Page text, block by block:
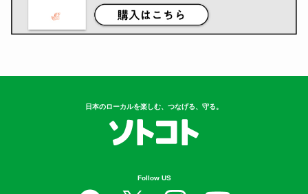
日本のローカルを楽しむ、つなげる、守る。
Follow US